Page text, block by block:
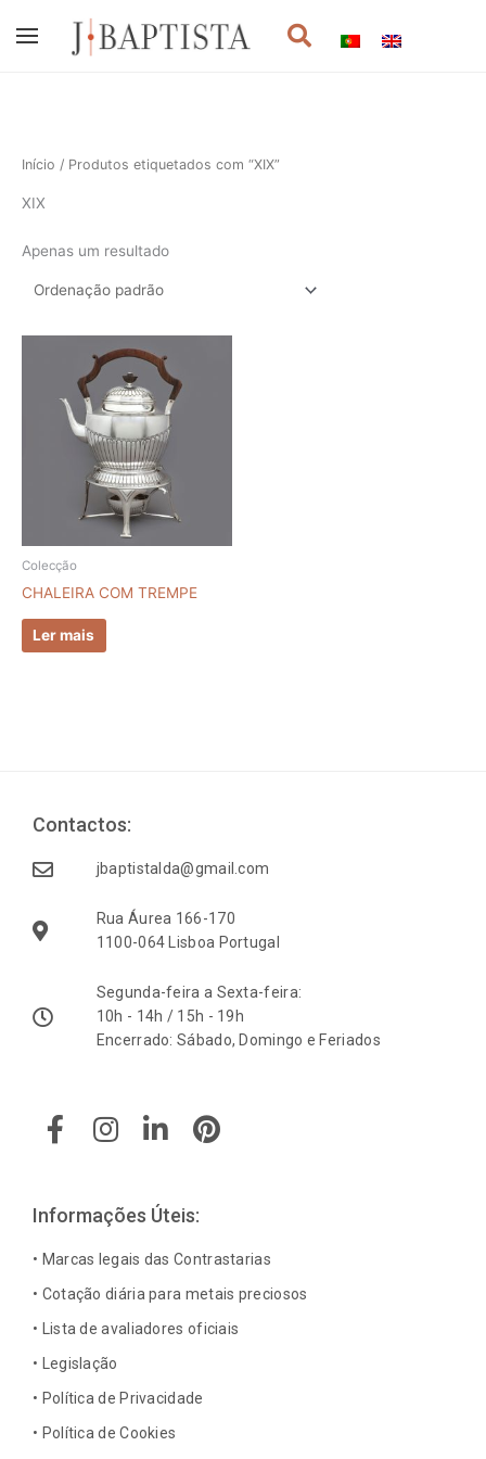
Procurar
Início / Produtos etiquetados com “XIX”
XIX
Apenas um resultado
Colecção
CHALEIRA COM TREMPE
Ler mais
Contactos:
jbaptistalda@gmail.com
Rua Áurea 166-170
1100-064 Lisboa Portugal
Segunda-feira a Sexta-feira:
10h - 14h / 15h - 19h
Encerrado: Sábado, Domingo e Feriados
a
c
b
o
o
k
f
n
s
a
g
r
a
i
n
e
d
i
n
i
i
n
e
s
Informações Úteis:
• Marcas legais das Contrastarias
• Cotação diária para metais preciosos
• Lista de avaliadores oficiais
• Legislação
• Política de Privacidade
• Política de Cookies